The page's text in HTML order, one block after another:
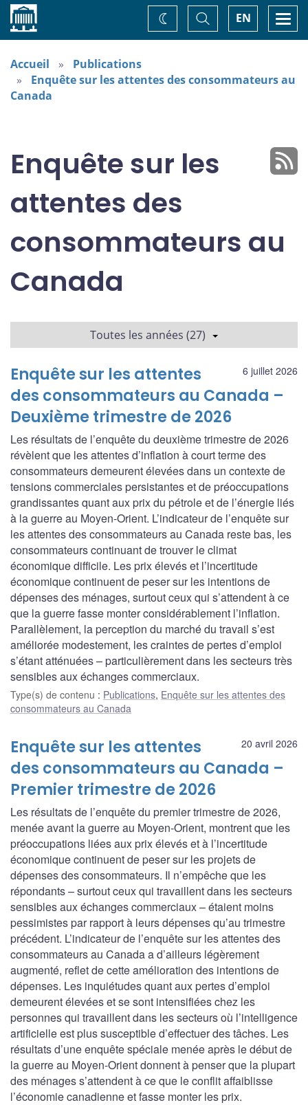
Accueil EN
Basculer
la
recherche
Changez
de
Accueil
Publications
Enquête sur les attentes des consommateurs au
Canada
Enquête sur les
attentes des
consommateurs au
Canada
Toutes les années (27)
6 juillet 2026
Enquête sur les attentes
des consommateurs au Canada –
Deuxième trimestre de 2026
Les résultats de l’enquête du deuxième trimestre de 2026
révèlent que les attentes d’inflation à court terme des
consommateurs demeurent élevées dans un contexte de
tensions commerciales persistantes et de préoccupations
grandissantes quant aux prix du pétrole et de l’énergie liés
à la guerre au Moyen-Orient. L’indicateur de l’enquête sur
les attentes des consommateurs au Canada reste bas, les
consommateurs continuant de trouver le climat
économique difficile. Les prix élevés et l’incertitude
économique continuent de peser sur les intentions de
dépenses des ménages, surtout ceux qui s’attendent à ce
que la guerre fasse monter considérablement l’inflation.
Parallèlement, la perception du marché du travail s’est
améliorée modestement, les craintes de pertes d’emploi
s’étant atténuées – particulièrement dans les secteurs très
sensibles aux échanges commerciaux.
Type(s) de contenu : Publications, Enquête sur les attentes des
consommateurs au Canada
20 avril 2026
Enquête sur les attentes
des consommateurs au Canada –
Premier trimestre de 2026
Les résultats de l’enquête du premier trimestre de 2026,
menée avant la guerre au Moyen-Orient, montrent que les
préoccupations liées aux prix élevés et à l’incertitude
économique continuent de peser sur les projets de
dépenses des consommateurs. Il n’empêche que les
répondants – surtout ceux qui travaillent dans les secteurs
sensibles aux échanges commerciaux – étaient moins
pessimistes par rapport à leurs dépenses qu’au trimestre
précédent. L’indicateur de l’enquête sur les attentes des
consommateurs au Canada a d’ailleurs légèrement
augmenté, reflet de cette amélioration des intentions de
dépenses. Les inquiétudes quant aux pertes d’emploi
demeurent élevées et se sont intensifiées chez les
personnes qui travaillent dans les secteurs où l’intelligence
artificielle est plus susceptible d’effectuer des tâches. Les
résultats d’une enquête spéciale menée après le début de
la guerre au Moyen-Orient donnent à penser que la plupart
des ménages s’attendent à ce que le conflit affaiblisse
l’économie canadienne et fasse monter les prix.